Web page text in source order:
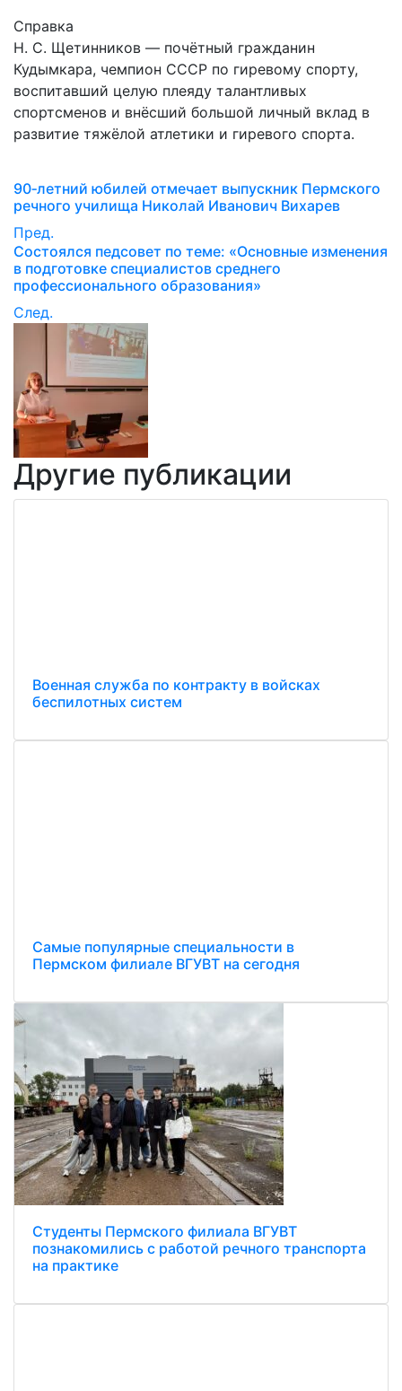
Справка
Н. С. Щетинников — почётный гражданин
Кудымкара, чемпион СССР по гиревому спорту,
воспитавший целую плеяду талантливых
спортсменов и внёсший большой личный вклад в
развитие тяжёлой атлетики и гиревого спорта.
90‑летний юбилей отмечает выпускник Пермского
речного училища Николай Иванович Вихарев
Пред.
Состоялся педсовет по теме: «Основные изменения
в подготовке специалистов среднего
профессионального образования»
След.
Другие публикации
Военная служба по контракту в войсках
беспилотных систем
Самые популярные специальности в
Пермском филиале ВГУВТ на сегодня
Студенты Пермского филиала ВГУВТ
познакомились с работой речного транспорта
на практике